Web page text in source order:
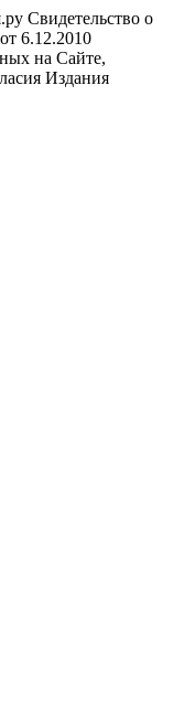
Свидетельство о
6.12.2010
на Сайте,
Издания